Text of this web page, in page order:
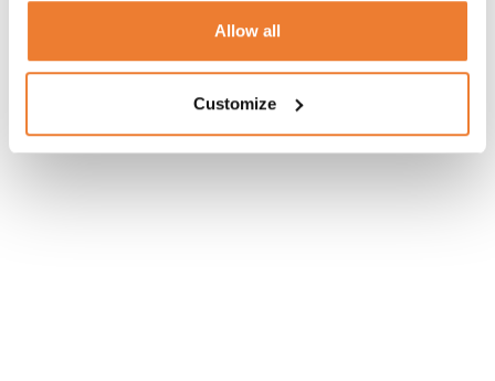
Allow all
Customize